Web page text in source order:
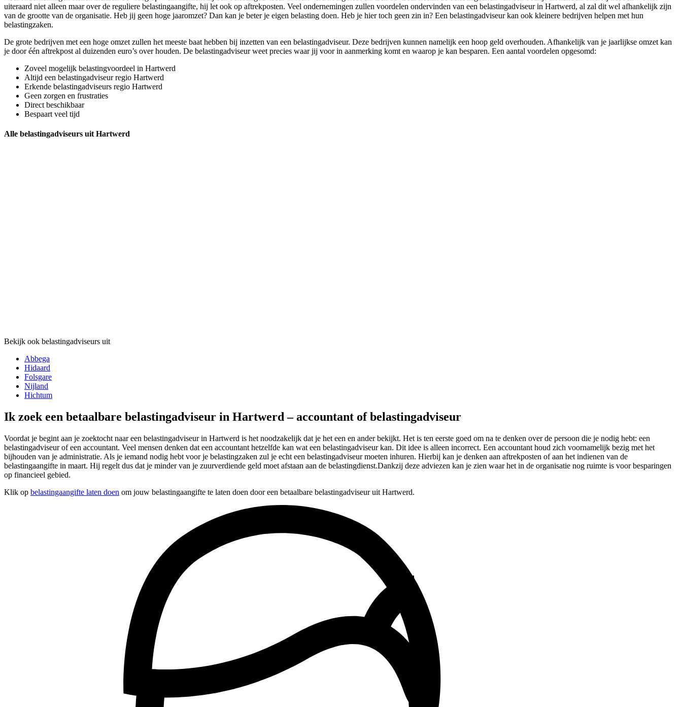
uiteraard niet alleen maar over de reguliere belastingaangifte, hij let ook op aftrekposten. Veel ondernemingen zullen voordelen ondervinden van een belastingadviseur in Hartwerd, al zal dit wel afhankelijk zijn
van de grootte van de organisatie. Heb jij geen hoge jaaromzet? Dan kan je beter je eigen belasting doen. Heb je hier toch geen zin in? Een belastingadviseur kan ook kleinere bedrijven helpen met hun
belastingzaken.
De grote bedrijven met een hoge omzet zullen het meeste baat hebben bij inzetten van een belastingadviseur. Deze bedrijven kunnen namelijk een hoop geld overhouden. Afhankelijk van je jaarlijkse omzet kan
je door één aftrekpost al duizenden euro’s over houden. De belastingadviseur weet precies waar jij voor in aanmerking komt en waarop je kan besparen. Een aantal voordelen opgesomd:
Zoveel mogelijk belastingvoordeel in Hartwerd
Altijd een belastingadviseur regio Hartwerd
Erkende belastingadviseurs regio Hartwerd
Geen zorgen en frustraties
Direct beschikbaar
Bespaart veel tijd
Alle belastingadviseurs uit Hartwerd
Bekijk ook belastingadviseurs uit
Abbega
Hidaard
Folsgare
Nijland
Hichtum
Ik zoek een betaalbare belastingadviseur in Hartwerd – accountant of belastingadviseur
Voordat je begint aan je zoektocht naar een belastingadviseur in Hartwerd is het noodzakelijk dat je het een en ander bekijkt. Het is ten eerste goed om na te denken over de persoon die je nodig hebt: een
belastingadviseur of een accountant. Veel mensen denken dat een accountant hetzelfde kan wat een belastingadviseur kan. Dit idee is alleen incorrect. Een accountant houd zich voornamelijk bezig met het
bijhouden van je administratie. Als je iemand nodig hebt voor je belastingzaken zul je echt een belastingadviseur moeten inhuren. Hierbij kan je denken aan aftrekposten of aan het indienen van de
belastingaangifte in maart. Hij regelt dus dat je minder van je zuurverdiende geld moet afstaan aan de belastingdienst.Dankzij deze adviezen kan je zien waar het in de organisatie nog ruimte is voor besparingen
op financieel gebied.
Klik op belastingaangifte laten doen om jouw belastingaangifte te laten doen door een betaalbare belastingadviseur uit Hartwerd.